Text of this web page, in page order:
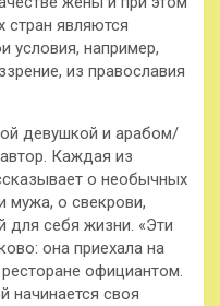
стран являются
условия, например,
из православия
девушкой и арабом/
Каждая из
о необычных
мужа, о свекрови,
для себя жизни. «Эти
она приехала на
официантом.
начинается своя